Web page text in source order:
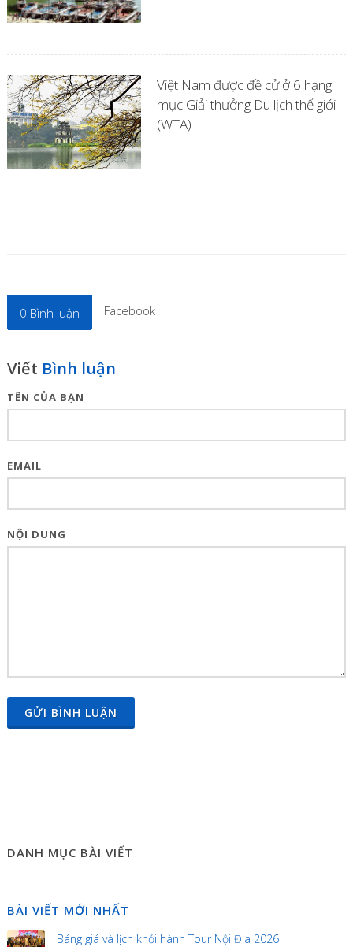
Việt Nam được đề cử ở 6 hạng
mục Giải thưởng Du lịch thế giới
(WTA)
0 Bình luận Facebook
Viết Bình luận
TÊN CỦA BẠN
EMAIL
NỘI DUNG
GỬI BÌNH LUẬN
DANH MỤC BÀI VIẾT
BÀI VIẾT MỚI NHẤT
Báng giá và lịch khởi hành Tour Nội Địa 2026